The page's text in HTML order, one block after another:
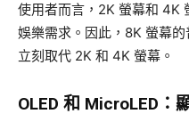
使用者而言，2K 螢幕和 4K
娛樂需求。因此，8K 螢幕
立刻取代 2K 和 4K 螢幕。
OLED 和 MicroLED：